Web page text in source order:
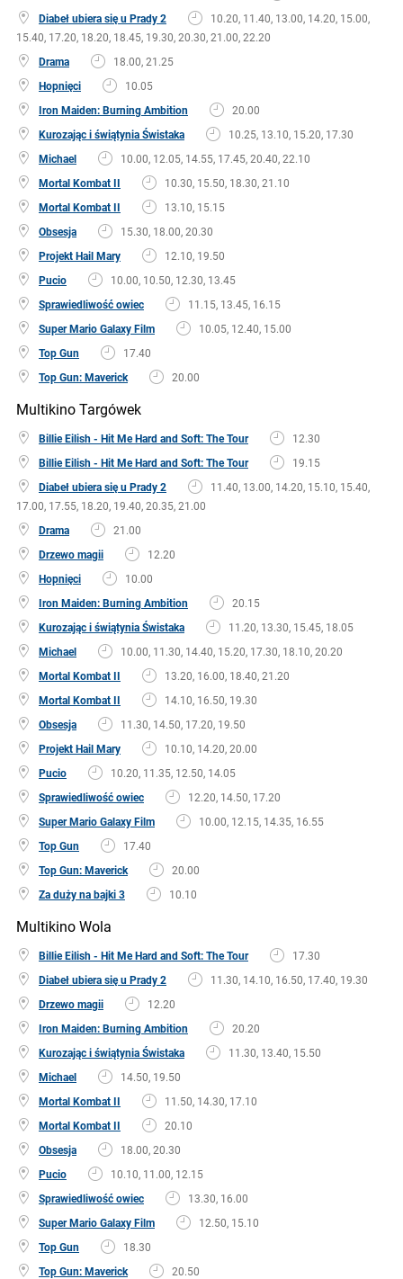
Diabeł ubiera się u Prady 2
10.20, 11.40, 13.00, 14.20, 15.00,
15.40, 17.20, 18.20, 18.45, 19.30, 20.30, 21.00, 22.20
Drama
18.00, 21.25
Hopnięci
10.05
Iron Maiden: Burning Ambition
20.00
Kurozając i świątynia Świstaka
10.25, 13.10, 15.20, 17.30
Michael
10.00, 12.05, 14.55, 17.45, 20.40, 22.10
Mortal Kombat II
10.30, 15.50, 18.30, 21.10
Mortal Kombat II
13.10, 15.15
Obsesja
15.30, 18.00, 20.30
Projekt Hail Mary
12.10, 19.50
Pucio
10.00, 10.50, 12.30, 13.45
Sprawiedliwość owiec
11.15, 13.45, 16.15
Super Mario Galaxy Film
10.05, 12.40, 15.00
Top Gun
17.40
Top Gun: Maverick
20.00
Multikino Targówek
Billie Eilish - Hit Me Hard and Soft: The Tour
12.30
Billie Eilish - Hit Me Hard and Soft: The Tour
19.15
Diabeł ubiera się u Prady 2
11.40, 13.00, 14.20, 15.10, 15.40,
17.00, 17.55, 18.20, 19.40, 20.35, 21.00
Drama
21.00
Drzewo magii
12.20
Hopnięci
10.00
Iron Maiden: Burning Ambition
20.15
Kurozając i świątynia Świstaka
11.20, 13.30, 15.45, 18.05
Michael
10.00, 11.30, 14.40, 15.20, 17.30, 18.10, 20.20
Mortal Kombat II
13.20, 16.00, 18.40, 21.20
Mortal Kombat II
14.10, 16.50, 19.30
Obsesja
11.30, 14.50, 17.20, 19.50
Projekt Hail Mary
10.10, 14.20, 20.00
Pucio
10.20, 11.35, 12.50, 14.05
Sprawiedliwość owiec
12.20, 14.50, 17.20
Super Mario Galaxy Film
10.00, 12.15, 14.35, 16.55
Top Gun
17.40
Top Gun: Maverick
20.00
Za duży na bajki 3
10.10
Multikino Wola
Billie Eilish - Hit Me Hard and Soft: The Tour
17.30
Diabeł ubiera się u Prady 2
11.30, 14.10, 16.50, 17.40, 19.30
Drzewo magii
12.20
Iron Maiden: Burning Ambition
20.20
Kurozając i świątynia Świstaka
11.30, 13.40, 15.50
Michael
14.50, 19.50
Mortal Kombat II
11.50, 14.30, 17.10
Mortal Kombat II
20.10
Obsesja
18.00, 20.30
Pucio
10.10, 11.00, 12.15
Sprawiedliwość owiec
13.30, 16.00
Super Mario Galaxy Film
12.50, 15.10
Top Gun
18.30
Top Gun: Maverick
20.50